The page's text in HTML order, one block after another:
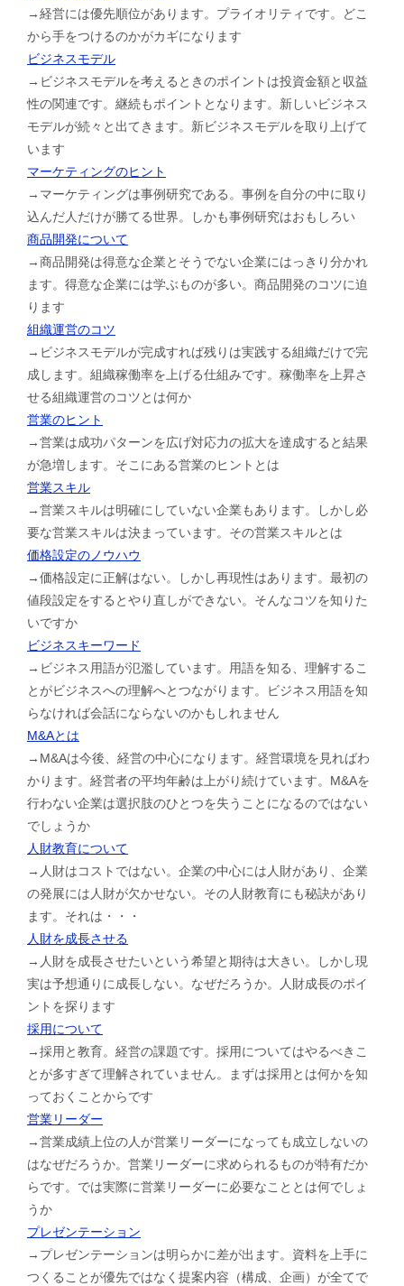
→経営には優先順位があります。プライオリティです。どこ
から手をつけるのかがカギになります
ビジネスモデル
→ビジネスモデルを考えるときのポイントは投資金額と収益
性の関連です。継続もポイントとなります。新しいビジネス
モデルが続々と出てきます。新ビジネスモデルを取り上げて
います
マーケティングのヒント
→マーケティングは事例研究である。事例を自分の中に取り
込んだ人だけが勝てる世界。しかも事例研究はおもしろい
商品開発について
→商品開発は得意な企業とそうでない企業にはっきり分かれ
ます。得意な企業には学ぶものが多い。商品開発のコツに迫
ります
組織運営のコツ
→ビジネスモデルが完成すれば残りは実践する組織だけで完
成します。組織稼働率を上げる仕組みです。稼働率を上昇さ
せる組織運営のコツとは何か
営業のヒント
→営業は成功パターンを広げ対応力の拡大を達成すると結果
が急増します。そこにある営業のヒントとは
営業スキル
→営業スキルは明確にしていない企業もあります。しかし必
要な営業スキルは決まっています。その営業スキルとは
価格設定のノウハウ
→価格設定に正解はない。しかし再現性はあります。最初の
値段設定をするとやり直しができない。そんなコツを知りた
いですか
ビジネスキーワード
→ビジネス用語が氾濫しています。用語を知る、理解するこ
とがビジネスへの理解へとつながります。ビジネス用語を知
らなければ会話にならないのかもしれません
M&Aとは
→M&Aは今後、経営の中心になります。経営環境を見ればわ
かります。経営者の平均年齢は上がり続けています。M&Aを
行わない企業は選択肢のひとつを失うことになるのではない
でしょうか
人財教育について
→人財はコストではない。企業の中心には人財があり、企業
の発展には人財が欠かせない。その人財教育にも秘訣があり
ます。それは・・・
人財を成長させる
→人財を成長させたいという希望と期待は大きい。しかし現
実は予想通りに成長しない。なぜだろうか。人財成長のポイ
ントを探ります
採用について
→採用と教育。経営の課題です。採用についてはやるべきこ
とが多すぎて理解されていません。まずは採用とは何かを知
っておくことからです
営業リーダー
→営業成績上位の人が営業リーダーになっても成立しないの
はなぜだろうか。営業リーダーに求められるものが特有だか
らです。では実際に営業リーダーに必要なこととは何でしょ
うか
プレゼンテーション
→プレゼンテーションは明らかに差が出ます。資料を上手に
つくることが優先ではなく提案内容（構成、企画）が全てで